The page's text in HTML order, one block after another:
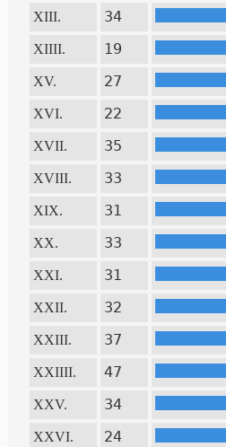
XIII. 34
XIIII. 19
XV. 27
XVI. 22
XVII. 35
XVIII. 33
XIX. 31
XX. 33
XXI. 31
XXII. 32
XXIII. 37
XXIIII. 47
XXV. 34
XXVI. 24